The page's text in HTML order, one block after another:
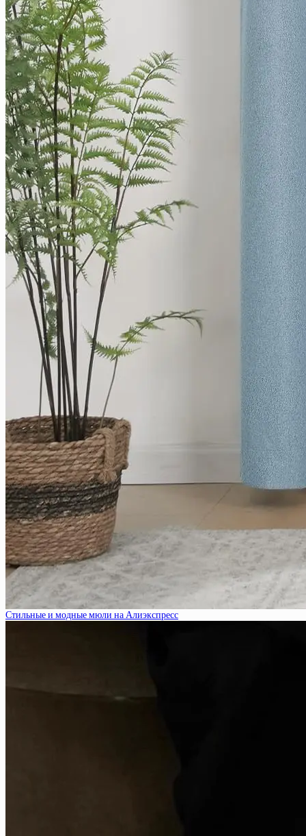
Стильные и модные мюли на Алиэкспресс